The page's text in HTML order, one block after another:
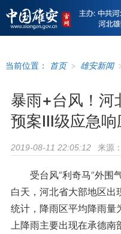
当前位置： 首页 > 雄安新闻
暴雨+台风！河
预案Ⅲ级应急响
2019-08-11 22:05:12 来源：
受台风“利奇马”外围
白天，河北省大部地区出
统计，降雨区平均降雨量
上降雨主要出现在承德南